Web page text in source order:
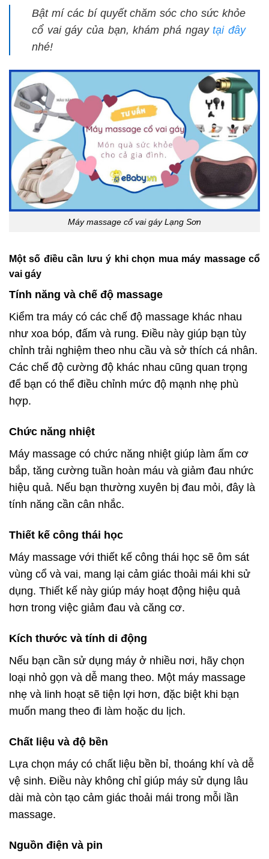
Bật mí các bí quyết chăm sóc cho sức khỏe
cổ vai gáy của bạn, khám phá ngaytại đây
nhé!
Máy massage cổ vai gáy Lạng Sơn
Một số điều cần lưu ý khi chọn mua máy massage cổ
vai gáy
Tính năng và chế độ massage
Kiểm tra máy có các chế độ massage khác nhau
như xoa bóp, đấm và rung. Điều này giúp bạn tùy
chỉnh trải nghiệm theo nhu cầu và sở thích cá nhân.
Các chế độ cường độ khác nhau cũng quan trọng
để bạn có thể điều chỉnh mức độ mạnh nhẹ phù
hợp.
Chức năng nhiệt
Máy massage có chức năng nhiệt giúp làm ấm cơ
bắp, tăng cường tuần hoàn máu và giảm đau nhức
hiệu quả. Nếu bạn thường xuyên bị đau mỏi, đây là
tính năng cần cân nhắc.
Thiết kế công thái học
Máy massage với thiết kế công thái học sẽ ôm sát
vùng cổ và vai, mang lại cảm giác thoải mái khi sử
dụng. Thiết kế này giúp máy hoạt động hiệu quả
hơn trong việc giảm đau và căng cơ.
Kích thước và tính di động
Nếu bạn cần sử dụng máy ở nhiều nơi, hãy chọn
loại nhỏ gọn và dễ mang theo. Một máy massage
nhẹ và linh hoạt sẽ tiện lợi hơn, đặc biệt khi bạn
muốn mang theo đi làm hoặc du lịch.
Chất liệu và độ bền
Lựa chọn máy có chất liệu bền bỉ, thoáng khí và dễ
vệ sinh. Điều này không chỉ giúp máy sử dụng lâu
dài mà còn tạo cảm giác thoải mái trong mỗi lần
massage.
Nguồn điện và pin